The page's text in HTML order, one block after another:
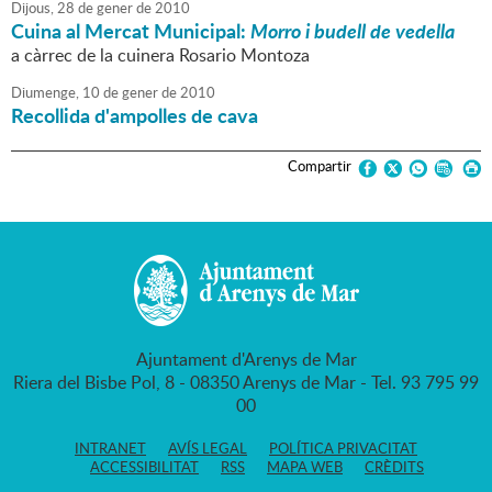
Dijous,28 degenerde2010
Cuina al Mercat Municipal:Morro i budell de vedella
a càrrec de la cuinera Rosario Montoza
Diumenge, 10 degenerde2010
Recollida d'ampolles de cava
Compartir
Ajuntament d'Arenys de Mar
Riera del Bisbe Pol, 8 - 08350 Arenys de Mar - Tel. 93 795 99
00
INTRANET AVÍS LEGAL
POLÍTICA PRIVACITAT
ACCESSIBILITAT
RSS MAPA WEB CRÈDITS